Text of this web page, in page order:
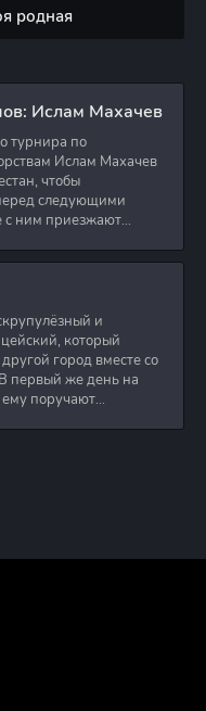
родная
Ислам Махачев
турнира по
Ислам Махачев
чтобы
следующими
с ним приезжают
и
который
город вместе со
первый же день на
поручают